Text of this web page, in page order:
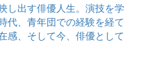
し出す俳優人生。演技を学
代、青年団での経験を経て
感、そして今、俳優として